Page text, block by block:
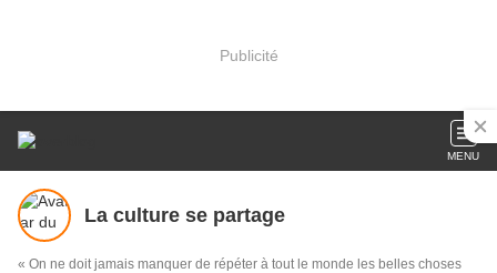
Publicité
MENU
La culture se partage
« On ne doit jamais manquer de répéter à tout le monde les belles choses